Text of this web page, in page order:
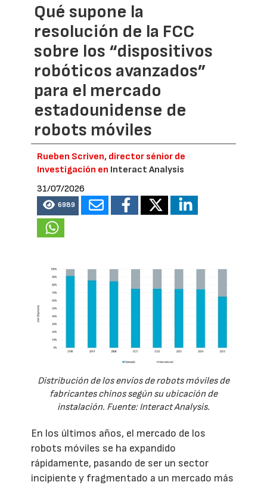
Qué supone la
resolución de la FCC
sobre los “dispositivos
robóticos avanzados”
para el mercado
estadounidense de
robots móviles
Rueben Scriven, director sénior de
Investigación en Interact Analysis
31/07/2026
6989
Distribución de los envíos de robots móviles de
fabricantes chinos según su ubicación de
instalación. Fuente: Interact Analysis.
En los últimos años, el mercado de los
robots móviles se ha expandido
rápidamente, pasando de ser un sector
incipiente y fragmentado a un mercado más